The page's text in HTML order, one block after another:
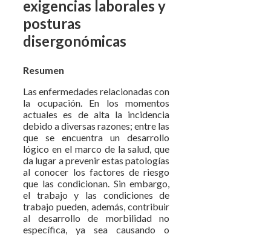
exigencias laborales y
posturas
disergonómicas
Resumen
Las enfermedades relacionadas con
la ocupación. En los momentos
actuales es de alta la incidencia
debido a diversas razones; entre las
que se encuentra un desarrollo
lógico en el marco de la salud, que
da lugar a prevenir estas patologías
al conocer los factores de riesgo
que las condicionan. Sin embargo,
el trabajo y las condiciones de
trabajo pueden, además, contribuir
al desarrollo de morbilidad no
específica, ya sea causando o